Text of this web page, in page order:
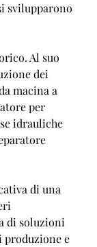
svilupparono
Al suo
dei
macina a
per
idrauliche
di una
di soluzioni
produzione e